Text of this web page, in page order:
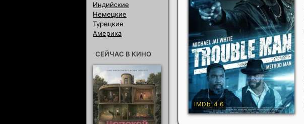
Индийские
Немецкие
Турецкие
Америка
СЕЙЧАС В КИНО